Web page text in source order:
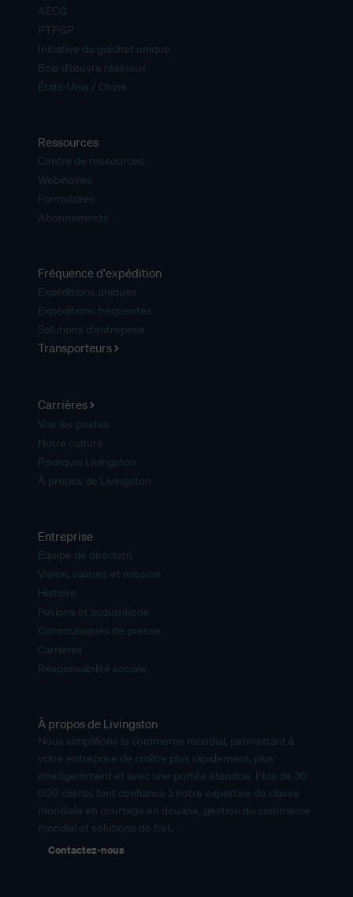
AECG
PTPGP
Initiative du guichet unique
Bois d'œuvre résineux
États-Unis / Chine
Ressources
Centre de ressources
Webinaires
Formulaires
Abonnements
Fréquence d'expédition
Expéditions uniques
Expéditions fréquentes
Solutions d'entreprise
Transporteurs
Carrières
Voir les postes
Notre culture
Pourquoi Livingston
À propos de Livingston
Entreprise
Équipe de direction
Vision, valeurs et mission
Histoire
Fusions et acquisitions
Communiqués de presse
Carrières
Responsabilité sociale
À propos de Livingston
Nous simplifions le commerce mondial, permettant à
votre entreprise de croître plus rapidement, plus
intelligemment et avec une portée étendue. Plus de 30
000 clients font confiance à notre expertise de classe
mondiale en courtage en douane, gestion du commerce
mondial et solutions de fret.
Contactez-nous